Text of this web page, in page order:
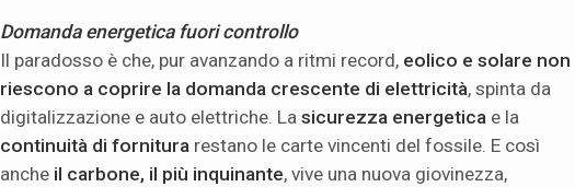
Domanda energetica fuori controllo
Il paradosso è che, pur avanzando a ritmi record, eolico e solare non
riescono a coprire la domanda crescente di elettricità, spinta da
digitalizzazione e auto elettriche. La sicurezza energetica e la
continuità di fornitura restano le carte vincenti del fossile. E così
anche il carbone, il più inquinante, vive una nuova giovinezza,